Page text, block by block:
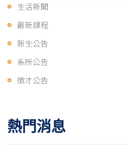
生活新聞
最新課程
新生公告
系所公告
徵才公告
熱門消息